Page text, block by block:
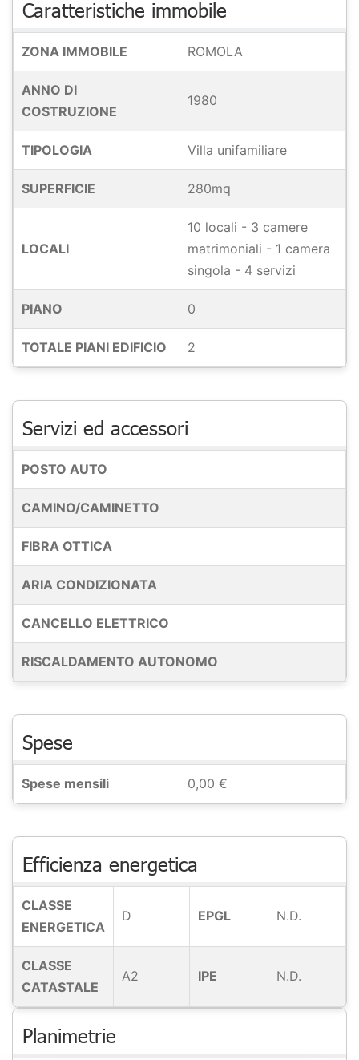
Caratteristiche immobile
ZONA IMMOBILE ROMOLA
ANNO DI
COSTRUZIONE
1980
TIPOLOGIA Villa unifamiliare
SUPERFICIE 280mq
LOCALI
10 locali - 3 camere
matrimoniali - 1 camera
singola - 4 servizi
PIANO 0
TOTALE PIANI EDIFICIO 2
Servizi ed accessori
POSTO AUTO
CAMINO/CAMINETTO
FIBRA OTTICA
ARIA CONDIZIONATA
CANCELLO ELETTRICO
RISCALDAMENTO AUTONOMO
Spese
Spese mensili 0,00 €
Efficienza energetica
CLASSE
ENERGETICA
D EPGL N.D.
CLASSE
CATASTALE
A2 IPE N.D.
Planimetrie